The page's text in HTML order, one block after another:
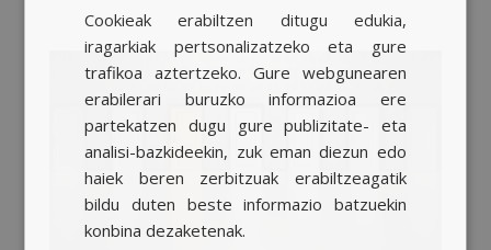
BASQUE
CATALAN
ENGLISH
Cookieak erabiltzen ditugu edukia,
iragarkiak pertsonalizatzeko eta gure
trafikoa aztertzeko. Gure webgunearen
erabilerari buruzko informazioa ere
partekatzen dugu gure publizitate- eta
analisi-bazkideekin, zuk eman diezun edo
haiek beren zerbitzuak erabiltzeagatik
bildu duten beste informazio batzuekin
konbina dezaketenak.